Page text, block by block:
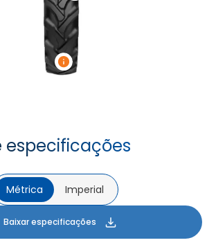
especificações
Métrica Imperial
Baixar especificações